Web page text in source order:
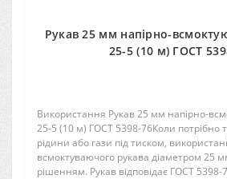
Рукав 25 мм напірно-
25-5 (10 м) ГОСТ
Використання Рукав 25 мм напірно-
25-5 (10 м) ГОСТ 5398-76Коли потрібно
рідини або гази під тиском,
всмоктуваючого рукава діаметром 25
рішенням. Рукав відповідає ГОСТ 5398-